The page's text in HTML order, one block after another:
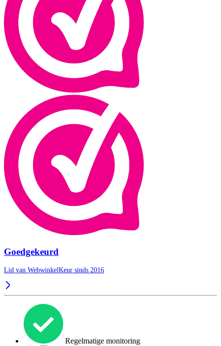
Goedgekeurd
Lid van WebwinkelKeur sinds 2016
Regelmatige monitoring